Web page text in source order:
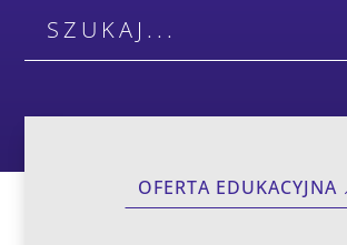
OFERTA EDUKACYJNA